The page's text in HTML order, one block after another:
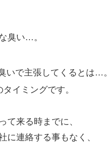
臭い…。
いで主張してくるとは…。
イミングです。
て来る時までに、
に連絡する事もなく、